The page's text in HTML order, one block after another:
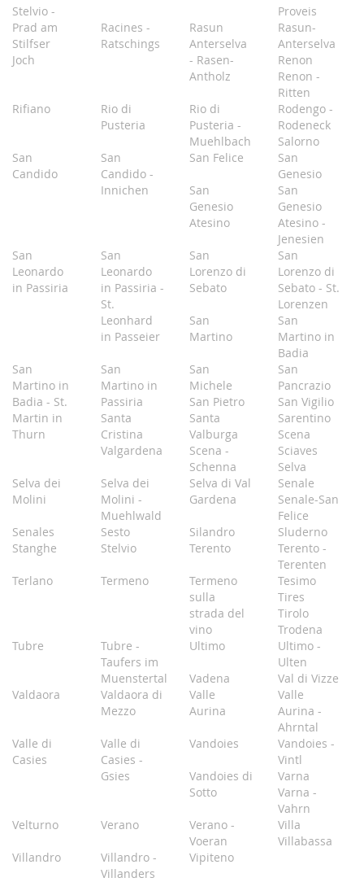
Stelvio -
Prad am
Stilfser
Joch
Proveis
Racines -
Ratschings
Rasun
Anterselva
- Rasen-
Antholz
Rasun-
Anterselva
Renon
Renon -
Ritten
Rifiano
Rio di
Pusteria
Rio di
Pusteria -
Muehlbach
Rodengo -
Rodeneck
Salorno
San
Candido
San
Candido -
Innichen
San Felice
San
Genesio
San
Genesio
Atesino
San
Genesio
Atesino -
Jenesien
San
Leonardo
in Passiria
San
Leonardo
in Passiria -
St.
Leonhard
in Passeier
San
Lorenzo di
Sebato
San
Lorenzo di
Sebato - St.
Lorenzen
San
Martino
San
Martino in
Badia
San
Martino in
Badia - St.
Martin in
Thurn
San
Martino in
Passiria
San
Michele
San
Pancrazio
San Pietro
San Vigilio
Santa
Cristina
Valgardena
Santa
Valburga
Sarentino
Scena
Scena -
Schenna
Sciaves
Selva
Selva dei
Molini
Selva dei
Molini -
Muehlwald
Selva di Val
Gardena
Senale
Senale-San
Felice
Senales
Sesto Silandro
Sluderno
Stanghe
Stelvio Terento
Terento -
Terenten
Terlano
Termeno
Termeno
sulla
strada del
vino
Tesimo
Tires
Tirolo
Trodena
Tubre
Tubre -
Taufers im
Muenstertal
Ultimo
Ultimo -
Ulten
Vadena
Val di Vizze
Valdaora
Valdaora di
Mezzo
Valle
Aurina
Valle
Aurina -
Ahrntal
Valle di
Casies
Valle di
Casies -
Gsies
Vandoies
Vandoies -
Vintl
Vandoies di
Sotto
Varna
Varna -
Vahrn
Velturno
Verano
Verano -
Voeran
Villa
Villabassa
Villandro
Villandro -
Villanders
Vipiteno